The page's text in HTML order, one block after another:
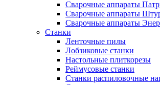
Сварочные аппараты
Сварочные аппараты
Сварочные аппараты
Станки
Ленточные пилы
Лобзиковые станки
Настольные плиткорезы
Реймусовые станки
Станки распиловочные